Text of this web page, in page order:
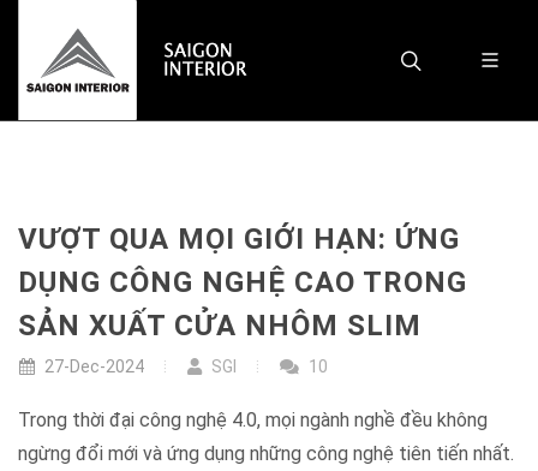
VƯỢT QUA MỌI GIỚI HẠN: ỨNG
DỤNG CÔNG NGHỆ CAO TRONG
SẢN XUẤT CỬA NHÔM SLIM
27-Dec-2024 SGI 10
Trong thời đại công nghệ 4.0, mọi ngành nghề đều không
ngừng đổi mới và ứng dụng những công nghệ tiên tiến nhất.